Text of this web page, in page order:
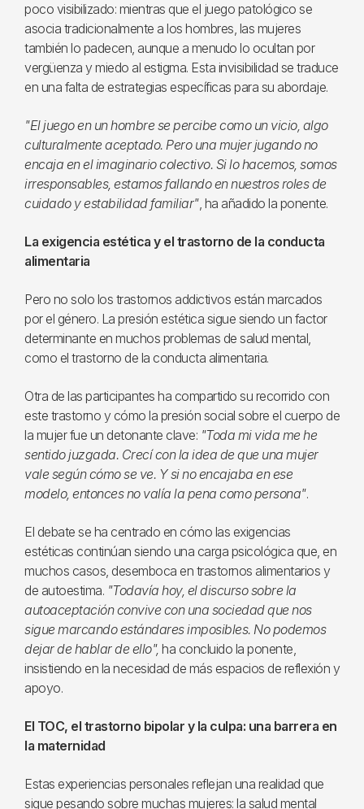
poco visibilizado: mientras que el juego patológico se
asocia tradicionalmente a los hombres, las mujeres
también lo padecen, aunque a menudo lo ocultan por
vergüenza y miedo al estigma. Esta invisibilidad se traduce
en una falta de estrategias específicas para su abordaje.
"El juego en un hombre se percibe como un vicio, algo
culturalmente aceptado. Pero una mujer jugando no
encaja en el imaginario colectivo. Si lo hacemos, somos
irresponsables, estamos fallando en nuestros roles de
cuidado y estabilidad familiar", ha añadido la ponente.
La exigencia estética y el trastorno de la conducta
alimentaria
Pero no solo los trastornos addictivos están marcados
por el género. La presión estética sigue siendo un factor
determinante en muchos problemas de salud mental,
como el trastorno de la conducta alimentaria.
Otra de las participantes ha compartido su recorrido con
este trastorno y cómo la presión social sobre el cuerpo de
la mujer fue un detonante clave: "Toda mi vida me he
sentido juzgada. Crecí con la idea de que una mujer
vale según cómo se ve. Y si no encajaba en ese
modelo, entonces no valía la pena como persona".
El debate se ha centrado en cómo las exigencias
estéticas continúan siendo una carga psicológica que, en
muchos casos, desemboca en trastornos alimentarios y
de autoestima. "Todavía hoy, el discurso sobre la
autoaceptación convive con una sociedad que nos
sigue marcando estándares imposibles. No podemos
dejar de hablar de ello", ha concluido la ponente,
insistiendo en la necesidad de más espacios de reflexión y
apoyo.
El TOC, el trastorno bipolar y la culpa: una barrera en
la maternidad
Estas experiencias personales reflejan una realidad que
sigue pesando sobre muchas mujeres: la salud mental